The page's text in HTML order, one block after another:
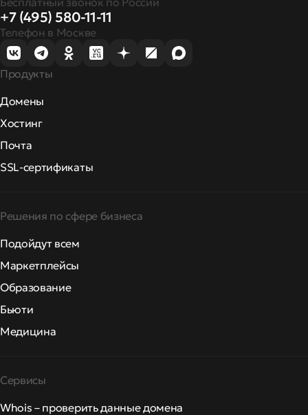
+7 (495) 580-11-11
Телефон в Москве
Продукты
Домены
Хостинг
Почта
SSL-сертификаты
Решения по сфере бизнеса
Подойдут всем
Маркетплейсы
Образование
Бьюти
Медицина
Сервисы
Whois – проверить данные домена